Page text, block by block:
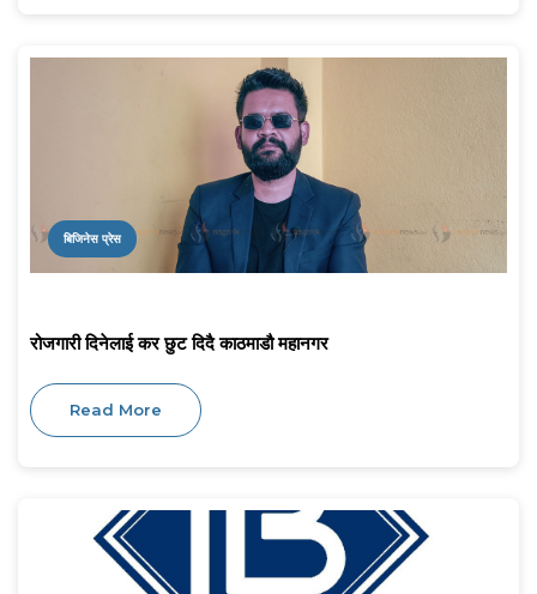
बिजिनेस प्रेस
रोजगारी दिनेलाई कर छुट दिदै काठमाडौ महानगर
Read More